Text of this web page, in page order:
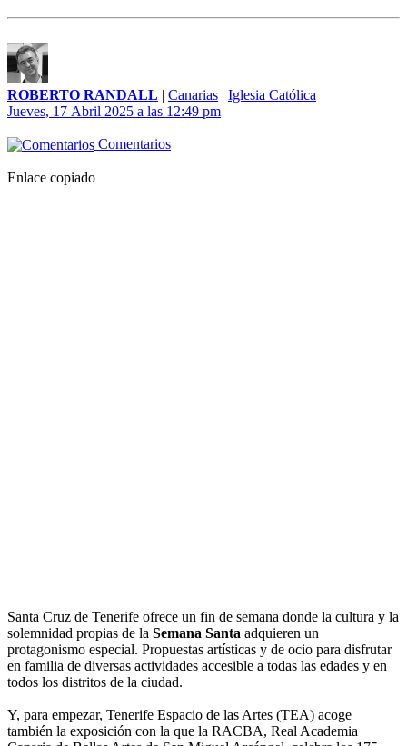
ROBERTO RANDALL | Canarias | Iglesia Católica
Jueves, 17 Abril 2025 a las 12:49 pm
Comentarios
Enlace copiado
Santa Cruz de Tenerife ofrece un fin de semana donde la cultura y la
solemnidad propias de la Semana Santa adquieren un
protagonismo especial. Propuestas artísticas y de ocio para disfrutar
en familia de diversas actividades accesible a todas las edades y en
todos los distritos de la ciudad.
Y, para empezar, Tenerife Espacio de las Artes (TEA) acoge
también la exposición con la que la RACBA, Real Academia